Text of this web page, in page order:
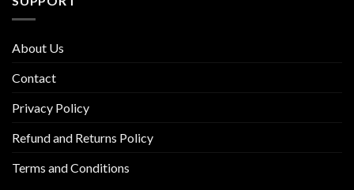
About Us
Contact
Privacy Policy
Refund and Returns Policy
Terms and Conditions